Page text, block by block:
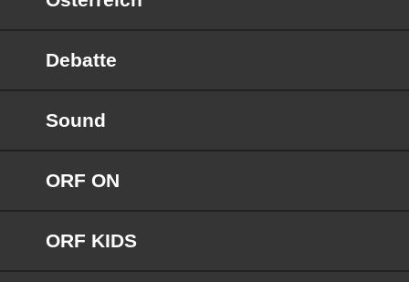
Debatte
Sound
ORF ON
ORF KIDS